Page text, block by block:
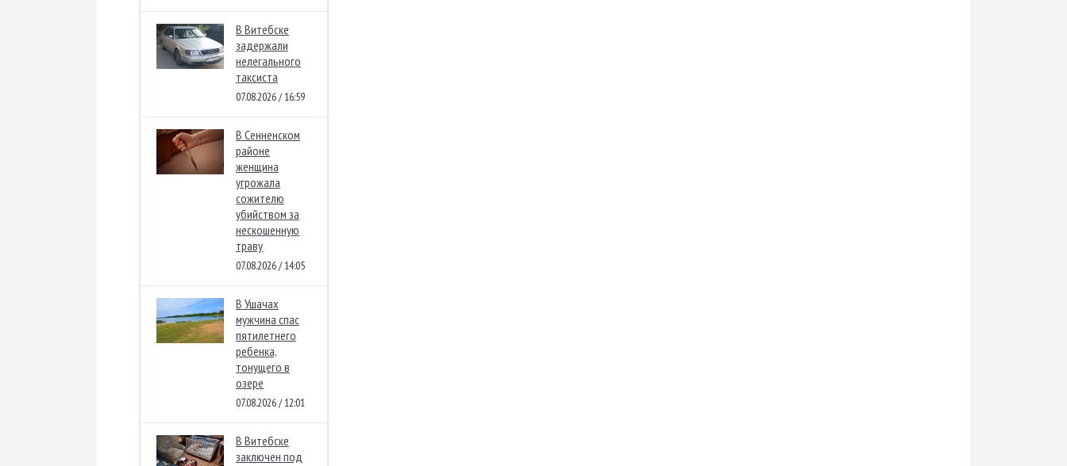
В Витебске
задержали
нелегального
таксиста
07.08.2026 / 16:59
В Сенненском
районе
женщина
угрожала
сожителю
убийством за
нескошенную
траву
07.08.2026 / 14:05
В Ушачах
мужчина спас
пятилетнего
ребенка,
тонущего в
озере
07.08.2026 / 12:01
В Витебске
заключен под